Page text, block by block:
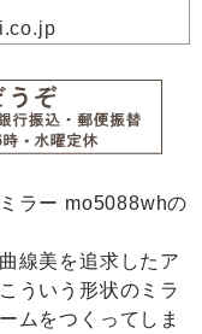
ラー mo5088whの
線美を追求したア
ういう形状のミラ
ムをつくってしま